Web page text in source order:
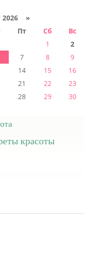
2026 »
Пт Сб
Вс
1
2
7 8
9
14 15
16
21 22
23
28 29
30
красоты